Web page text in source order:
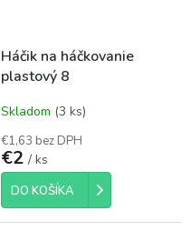
Háčik na háčkovanie
plastový 8
Skladom (3 ks)
€1,63 bez DPH
€2 / ks
DO KOŠÍKA